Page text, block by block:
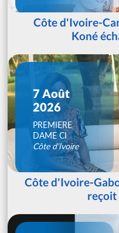
Côte d'Ivoire-
Koné
7 Août
2026
PREMIERE
DAME CI
Côte d'Ivoire
Côte d'Ivoire-
reçoit